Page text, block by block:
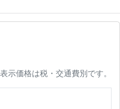
示価格は税・交通費別です。